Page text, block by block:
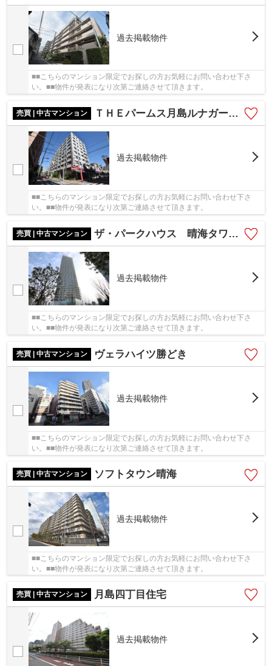
過去掲載物件
■■こちらのマンション限定でお探しの方お気軽にお問い合わせ下さ
い。■■物件が発表になり次第ご連絡させて頂きます。
売買 | 中古マンション ＴＨＥパームス月島ルナガーデン
過去掲載物件
■■こちらのマンション限定でお探しの方お気軽にお問い合わせ下さ
い。■■物件が発表になり次第ご連絡させて頂きます。
売買 | 中古マンション ザ・パークハウス 晴海タワーズ ティアロレジデンス
過去掲載物件
■■こちらのマンション限定でお探しの方お気軽にお問い合わせ下さ
い。■■物件が発表になり次第ご連絡させて頂きます。
売買 | 中古マンション ヴェラハイツ勝どき
過去掲載物件
■■こちらのマンション限定でお探しの方お気軽にお問い合わせ下さ
い。■■物件が発表になり次第ご連絡させて頂きます。
売買 | 中古マンション ソフトタウン晴海
過去掲載物件
■■こちらのマンション限定でお探しの方お気軽にお問い合わせ下さ
い。■■物件が発表になり次第ご連絡させて頂きます。
売買 | 中古マンション 月島四丁目住宅
過去掲載物件